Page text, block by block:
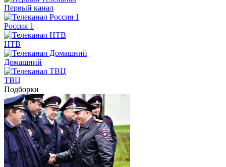
Первый канал
Россия 1
НТВ
Домашний
ТВЦ
Подборки